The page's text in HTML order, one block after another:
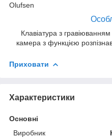
Olufsen
Клавіатура з
камера з функцією
Приховати
Характеристики
Основні
Виробник